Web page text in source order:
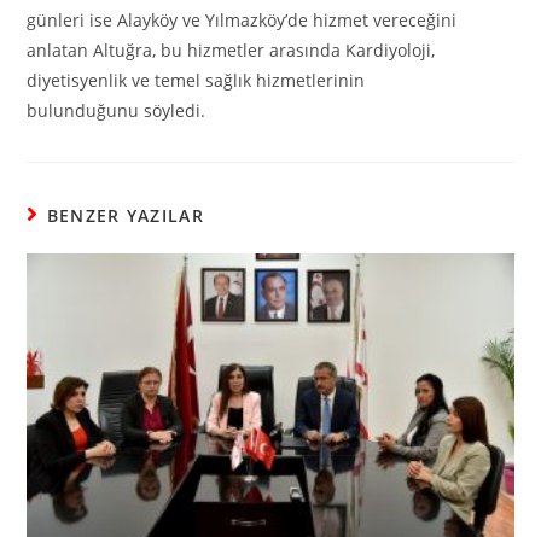
günleri ise Alayköy ve Yılmazköy’de hizmet vereceğini
anlatan Altuğra, bu hizmetler arasında Kardiyoloji,
diyetisyenlik ve temel sağlık hizmetlerinin
bulunduğunu söyledi.
BENZER YAZILAR